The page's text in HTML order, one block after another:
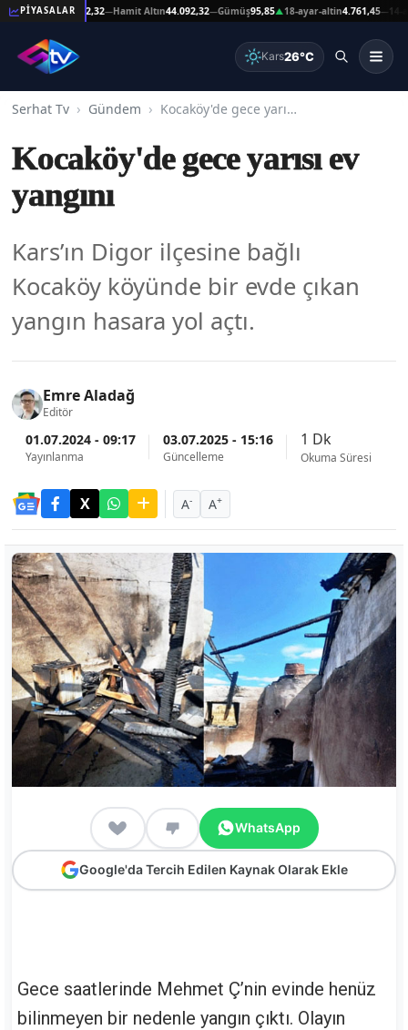
PİYASALAR
Altın44.092,32 —Hamit Altın44.092,32—Gümüş95,85▲18-ayar-altin4.761,45—14-
Kars26°C
Serhat Tv Gündem Kocaköy'de gece yarısı ev yangını
Kocaköy'de gece yarısı ev
yangını
Kars’ın Digor ilçesine bağlı
Kocaköy köyünde bir evde çıkan
yangın hasara yol açtı.
Emre Aladağ
Editör
01.07.2024 - 09:17
Yayınlanma
03.07.2025 - 15:16
Güncelleme
1 Dk
Okuma Süresi
A- A+
WhatsApp
Google'da Tercih Edilen Kaynak Olarak Ekle
Gece saatlerinde Mehmet Ç’nin evinde henüz
bilinmeyen bir nedenle yangın çıktı. Olayın